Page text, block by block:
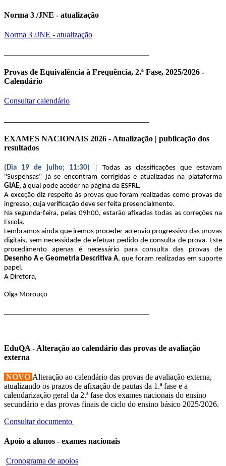
Norma 3 /JNE - atualização
Norma 3 /JNE - atualização
Provas de Equivalência à Frequência, 2.ª Fase, 2025/2026 -
Calendário
Consultar calendário
EXAMES NACIONAIS 2026 - Atualização | publicação dos
resultados
(Dia 19 de julho; 11:30)
| Todas as classificações que estavam
"Suspensas" já se encontram corrigidas e atualizadas na plataforma
GIAE, à qual pode aceder na página da ESFRL.
A exceção diz respeito às provas que foram realizadas como provas de
ingresso, cuja verificação deve ser feita presencialmente.
Na segunda-feira, pelas 09h00, estarão afixadas todas as correções na
Escola.
Lembramos ainda que iremos proceder ao envio progressivo das provas
digitais, sem necessidade de efetuar pedido de consulta de prova. Este
procedimento apenas é necessário para consulta das provas de
Desenho Ae Geometria Descritiva A, que foram realizadas em suporte
papel.
A Diretora,
Olga Morouço
EduQA - Alteração ao calendário das provas de avaliação
externa
NOVO Alteração ao calendário das provas de avaliação externa,
atualizando os prazos de afixação de pautas da 1.ª fase e a
calendarização geral da 2.ª fase dos exames nacionais do ensino
secundário e das provas finais de ciclo do ensino básico 2025/2026.
Consultar documento
Apoio a alunos - exames nacionais
Cronograma de apoios